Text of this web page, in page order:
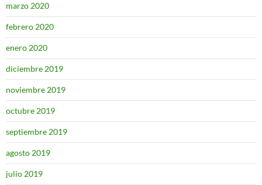
marzo 2020
febrero 2020
enero 2020
diciembre 2019
noviembre 2019
octubre 2019
septiembre 2019
agosto 2019
julio 2019